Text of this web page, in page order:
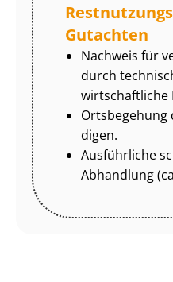
Gutachten
Nachweis für
durch
wirtschaftliche
di­gen.
Ausführliche
Abhandlung